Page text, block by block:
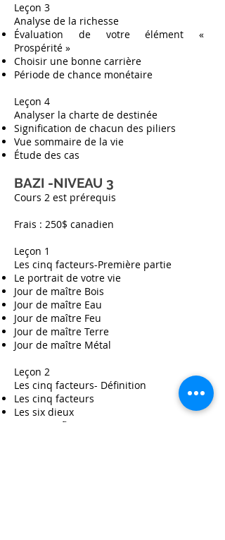
Leçon 3
Analyse de la richesse
Évaluation de votre élément «
Prospérité »
Choisir une bonne carrière
Période de chance monétaire
Leçon 4
Analyser la charte de destinée
Signification de chacun des piliers
Vue sommaire de la vie
Étude des cas
BAZI -NIVEAU 3
Cours 2 est prérequis
Frais : 250$ canadien
Leçon 1
Les cinq facteurs-Première partie
Le portrait de votre vie
Jour de maître Bois
Jour de maître Eau
Jour de maître Feu
Jour de maître Terre
Jour de maître Métal
Leçon 2
Les cinq facteurs- Définition
Les cinq facteurs
Les six dieux
Facteur Influence